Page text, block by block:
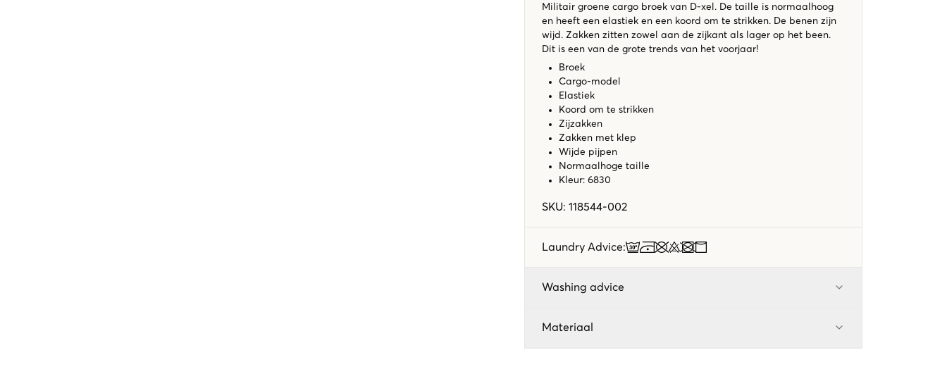
Militair groene cargo broek van D-xel. De taille is normaalhoog
en heeft een elastiek en een koord om te strikken. De benen zijn
wijd. Zakken zitten zowel aan de zijkant als lager op het been.
Dit is een van de grote trends van het voorjaar!
Broek
Cargo-model
Elastiek
Koord om te strikken
Zijzakken
Zakken met klep
Wijde pijpen
Normaalhoge taille
Kleur: 6830
SKU: 118544-002
Laundry Advice:
Washing advice
Materiaal